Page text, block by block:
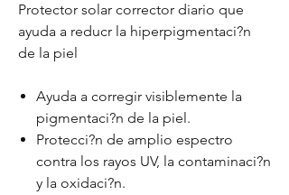
Protector solar corrector diario que
ayuda a reducr la hiperpigmentaci?n
de la piel
Ayuda a corregir visiblemente la
pigmentaci?n de la piel.
Protecci?n de amplio espectro
contra los rayos UV, la contaminaci?n
y la oxidaci?n.